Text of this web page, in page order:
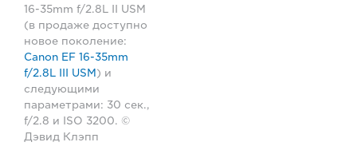
16-35mm f/2.8L II USM
(в продаже доступно
новое поколение:
Canon EF 16-35mm
f/2.8L III USM) и
следующими
параметрами: 30 сек.,
f/2.8 и ISO 3200. ©
Дэвид Клэпп